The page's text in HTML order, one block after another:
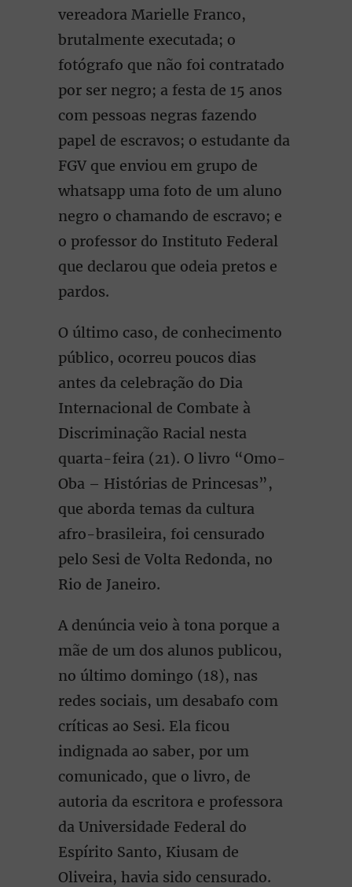
vereadora Marielle Franco,
brutalmente executada; o
fotógrafo que não foi contratado
por ser negro; a festa de 15 anos
com pessoas negras fazendo
papel de escravos; o estudante da
FGV que enviou em grupo de
whatsapp uma foto de um aluno
negro o chamando de escravo; e
o professor do Instituto Federal
que declarou que odeia pretos e
pardos.
O último caso, de conhecimento
público, ocorreu poucos dias
antes da celebração do Dia
Internacional de Combate à
Discriminação Racial nesta
quarta-feira (21). O livro “Omo-
Oba – Histórias de Princesas”,
que aborda temas da cultura
afro-brasileira, foi censurado
pelo Sesi de Volta Redonda, no
Rio de Janeiro.
A denúncia veio à tona porque a
mãe de um dos alunos publicou,
no último domingo (18), nas
redes sociais, um desabafo com
críticas ao Sesi. Ela ficou
indignada ao saber, por um
comunicado, que o livro, de
autoria da escritora e professora
da Universidade Federal do
Espírito Santo, Kiusam de
Oliveira, havia sido censurado.